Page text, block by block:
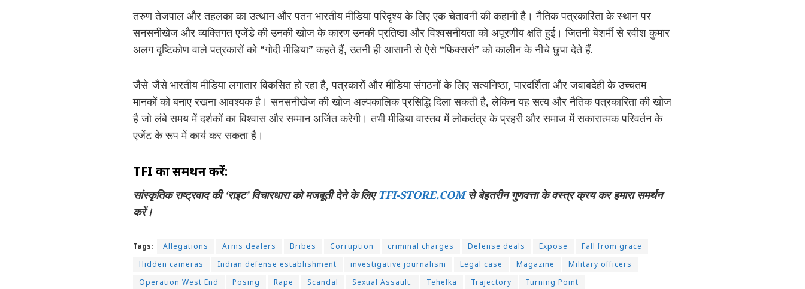
तरुण तेजपाल और तहलका का उत्थान और पतन भारतीय मीडिया परिदृश्य के लिए एक चेतावनी की कहानी है। नैतिक पत्रकारिता के स्थान पर
सनसनीखेज और व्यक्तिगत एजेंडे की उनकी खोज के कारण उनकी प्रतिष्ठा और विश्वसनीयता को अपूरणीय क्षति हुई। जितनी बेशर्मी से रवीश कुमार
अलग दृष्टिकोण वाले पत्रकारों को “गोदी मीडिया” कहते हैं, उतनी ही आसानी से ऐसे “फिक्सर्स” को कालीन के नीचे छुपा देते हैं.
जैसे-जैसे भारतीय मीडिया लगातार विकसित हो रहा है, पत्रकारों और मीडिया संगठनों के लिए सत्यनिष्ठा, पारदर्शिता और जवाबदेही के उच्चतम
मानकों को बनाए रखना आवश्यक है। सनसनीखेज की खोज अल्पकालिक प्रसिद्धि दिला सकती है, लेकिन यह सत्य और नैतिक पत्रकारिता की खोज
है जो लंबे समय में दर्शकों का विश्वास और सम्मान अर्जित करेगी। तभी मीडिया वास्तव में लोकतंत्र के प्रहरी और समाज में सकारात्मक परिवर्तन के
एजेंट के रूप में कार्य कर सकता है।
TFI का समर्थन करें:
सांस्कृतिक राष्ट्रवाद की ‘राइट’ विचारधारा को मजबूती देने के लिएTFI-STORE.COMसे बेहतरीन गुणवत्ता के वस्त्र क्रय कर हमारा समर्थन
करें।
Tags: Allegations Arms dealers Bribes Corruption criminal charges Defense deals Expose
Fall from grace
Hidden cameras
Indian defense establishment investigative journalism Legal case Magazine
Military officers
Operation West End
Posing Rape Scandal Sexual Assault. Tehelka Trajectory Turning Point